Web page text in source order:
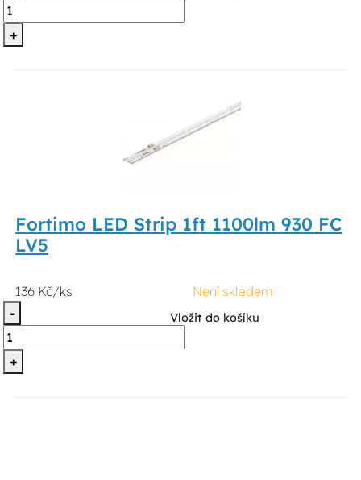
+
Fortimo LED Strip 1ft 1100lm 930 FC
LV5
136 Kč/ks
Není skladem
-
+
Vložit do košíku